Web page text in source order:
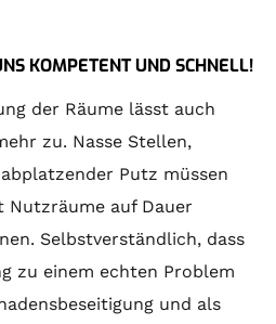
KOMPETENT UND SCHNELL!
der Räume lässt auch
zu. Nasse Stellen,
Putz müssen
Nutzräume auf Dauer
Selbstverständlich, dass
zu einem echten Problem
und als